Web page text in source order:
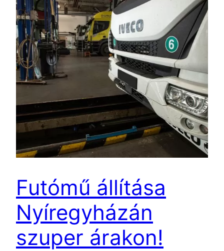
Futómű állítása
Nyíregyházán
szuper árakon!